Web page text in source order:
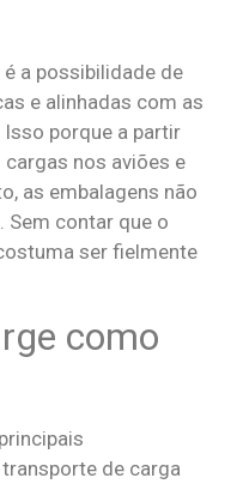
a possibilidade de
e alinhadas com as
porque a partir
nos aviões e
as embalagens não
contar que o
ser fielmente
como
de carga